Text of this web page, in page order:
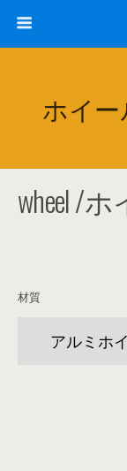
ホイ
wheel /
材質
アルミホ